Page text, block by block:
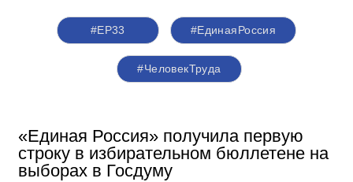
#ЕР33 #‎ЕдинаяРоссия
#ЧеловекТруда
«Единая Россия» получила первую
строку в избирательном бюллетене на
выборах в Госдуму